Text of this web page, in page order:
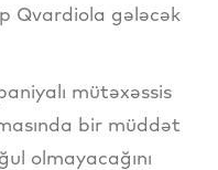
Qvardiola gələcək
mütəxəssis
bir müddət
olmayacağını